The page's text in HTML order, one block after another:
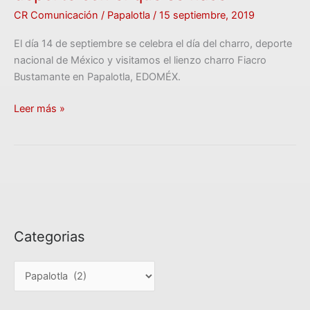
CR Comunicación / Papalotla / 15 septiembre, 2019
El día 14 de septiembre se celebra el día del charro, deporte
nacional de México y visitamos el lienzo charro Fiacro
Bustamante en Papalotla, EDOMÉX.
Leer más »
Categorias
C